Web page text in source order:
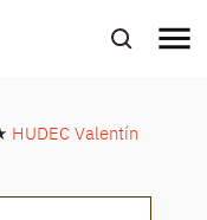
menu
HUDEC Valentín